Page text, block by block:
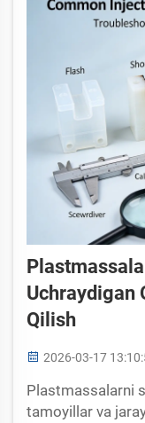
xarajatlarni
Uchraydigan
Qilish
2026-03-17
Plastmassalarni
tamoyillar va